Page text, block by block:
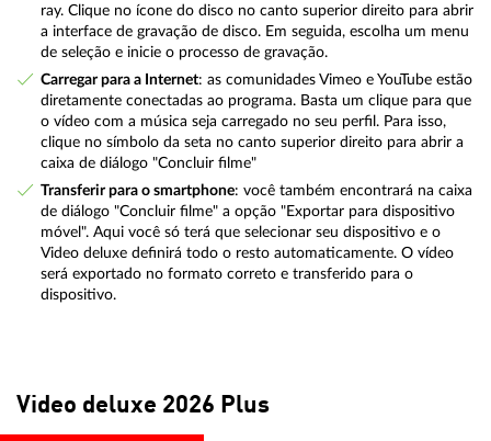
ray. Clique no ícone do disco no canto superior direito para abrir
a interface de gravação de disco. Em seguida, escolha um menu
de seleção e inicie o processo de gravação.
Carregar para a Internet: as comunidades Vimeo e YouTube estão
diretamente conectadas ao programa. Basta um clique para que
o vídeo com a música seja carregado no seu perfil. Para isso,
clique no símbolo da seta no canto superior direito para abrir a
caixa de diálogo "Concluir filme"
Transferir para o smartphone: você também encontrará na caixa
de diálogo "Concluir filme" a opção "Exportar para dispositivo
móvel". Aqui você só terá que selecionar seu dispositivo e o
Video deluxe definirá todo o resto automaticamente. O vídeo
será exportado no formato correto e transferido para o
dispositivo.
Video deluxe 2026 Plus